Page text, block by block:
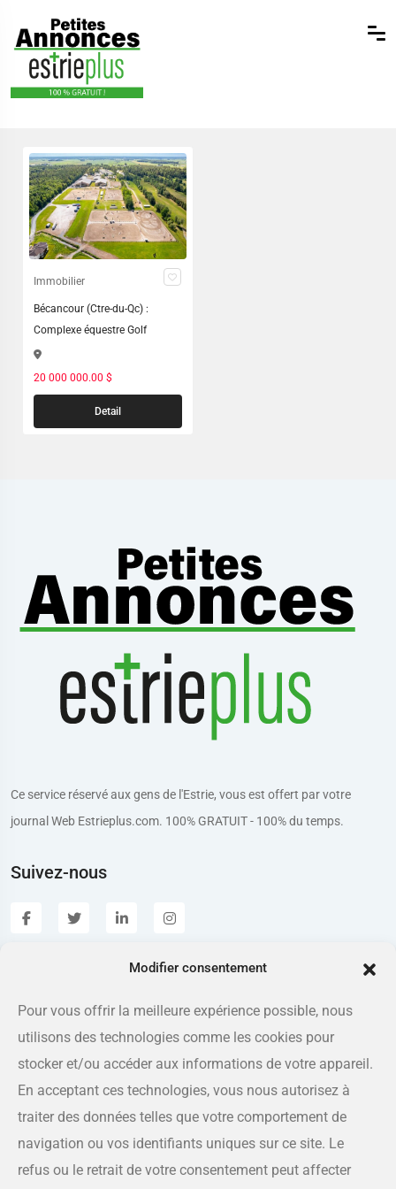
Modifier consentement
Pour vous offrir la meilleure expérience possible, nous
utilisons des technologies comme les cookies pour
stocker et/ou accéder aux informations de votre appareil.
En acceptant ces technologies, vous nous autorisez à
traiter des données telles que votre comportement de
navigation ou vos identifiants uniques sur ce site. Le
refus ou le retrait de votre consentement peut affecter
Immobilier
Bécancour (Ctre-du-Qc) :
Complexe équestre Golf
20 000 000.00 $
Detail
Ce service réservé aux gens de l'Estrie, vous est offert par votre
journal Web Estrieplus.com. 100% GRATUIT - 100% du temps.
Suivez-nous
Adresse
175 rue Queen, Sherbrooke QC J1L 1K1
Téléphone
819-566-8810